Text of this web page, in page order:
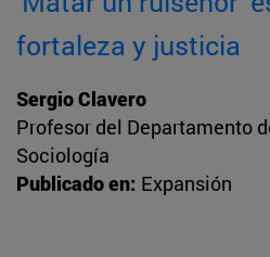
fortaleza y justicia
Sergio Clavero
Profesor del Departamento
Sociología
Publicado en: Expansión